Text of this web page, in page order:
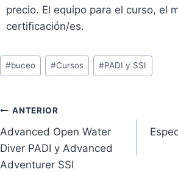
precio. El equipo para el curso, el
certificación/es.
#buceo #Cursos #PADI y SSI
ANTERIOR
Advanced Open Water
Diver PADI y Advanced
Adventurer SSI